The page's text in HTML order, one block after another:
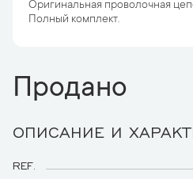
Оригинальная проволочная
Полный комплект.
Продано
ОПИСАНИЕ И
REF.